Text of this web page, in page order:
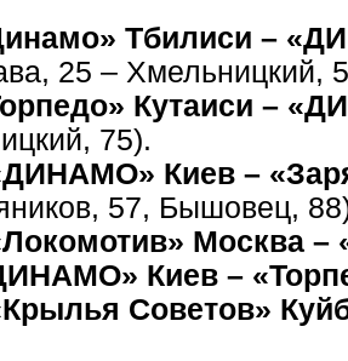
Тбилиси –
25 – Хмельницкий,
Кутаиси –
75).
Киев –
57, Бышовец,
Москва
Киев –
Советов»